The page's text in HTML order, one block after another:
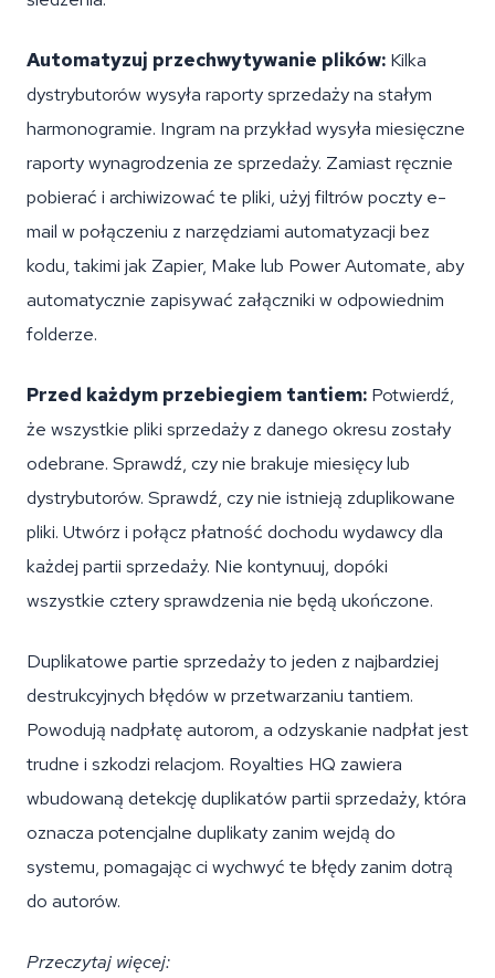
Automatyzuj przechwytywanie plików: Kilka
dystrybutorów wysyła raporty sprzedaży na stałym
harmonogramie. Ingram na przykład wysyła miesięczne
raporty wynagrodzenia ze sprzedaży. Zamiast ręcznie
pobierać i archiwizować te pliki, użyj filtrów poczty e-
mail w połączeniu z narzędziami automatyzacji bez
kodu, takimi jak Zapier, Make lub Power Automate, aby
automatycznie zapisywać załączniki w odpowiednim
folderze.
Przed każdym przebiegiem tantiem: Potwierdź,
że wszystkie pliki sprzedaży z danego okresu zostały
odebrane. Sprawdź, czy nie brakuje miesięcy lub
dystrybutorów. Sprawdź, czy nie istnieją zduplikowane
pliki. Utwórz i połącz płatność dochodu wydawcy dla
każdej partii sprzedaży. Nie kontynuuj, dopóki
wszystkie cztery sprawdzenia nie będą ukończone.
Duplikatowe partie sprzedaży to jeden z najbardziej
destrukcyjnych błędów w przetwarzaniu tantiem.
Powodują nadpłatę autorom, a odzyskanie nadpłat jest
trudne i szkodzi relacjom. Royalties HQ zawiera
wbudowaną detekcję duplikatów partii sprzedaży, która
oznacza potencjalne duplikaty zanim wejdą do
systemu, pomagając ci wychwyć te błędy zanim dotrą
do autorów.
Przeczytaj więcej: